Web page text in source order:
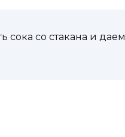
сока со стакана и даем